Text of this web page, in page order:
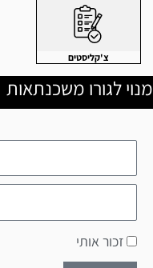
צ'קליסטים
מנוי לגורו משכנתאות
זכור אותי